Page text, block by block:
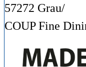
57272 Grau/
COUP Fine